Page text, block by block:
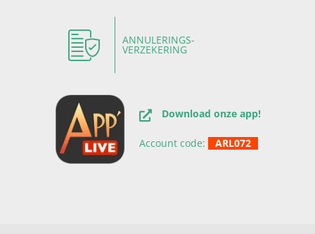
ANNULERINGS-
VERZEKERING
Download onze app!
Account code: ARL072